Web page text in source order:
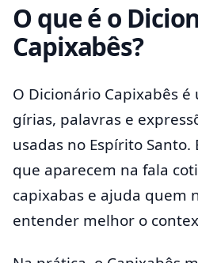
O que é o
Capixabês?
O Dicionário Capixabês é
gírias, palavras e
usadas no Espírito
que aparecem na fala
capixabas e ajuda quem
entender melhor o